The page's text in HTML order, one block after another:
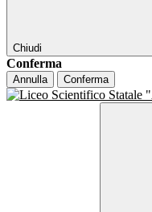
Chiudi
Conferma
Annulla Conferma